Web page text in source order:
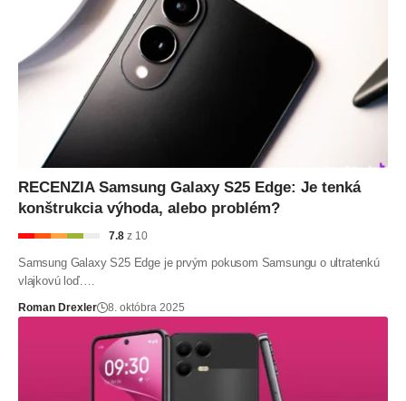
RECENZIA Samsung Galaxy S25 Edge: Je tenká
konštrukcia výhoda, alebo problém?
7.8 z 10
Samsung Galaxy S25 Edge je prvým pokusom Samsungu o ultratenkú
vlajkovú loď.…
Roman Drexler 8. októbra 2025